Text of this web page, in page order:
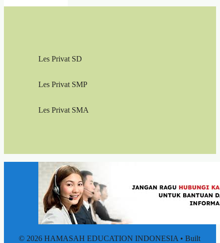
Les Privat SD
Les Privat SMP
Les Privat SMA
© 2026 HAMASAH EDUCATION INDONESIA • Built